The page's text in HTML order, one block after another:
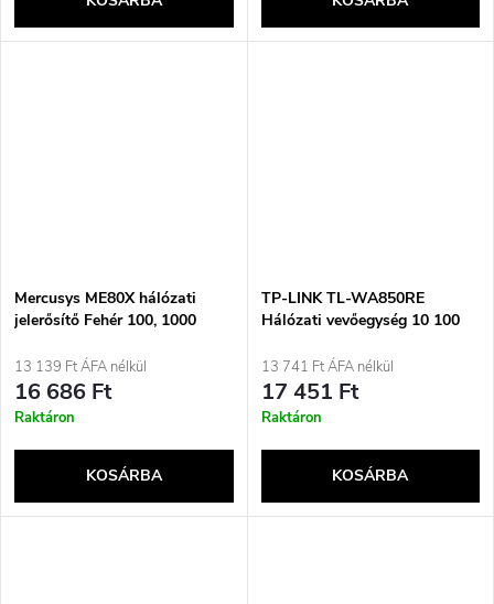
Mercusys ME80X hálózati
jelerősítő Fehér 100, 1000
13 139 Ft ÁFA nélkül
16 686 Ft
Raktáron
KOSÁRBA
TP-LINK TL-WA850RE
Hálózati vevőegység 10 100
13 741 Ft ÁFA nélkül
17 451 Ft
Raktáron
KOSÁRBA